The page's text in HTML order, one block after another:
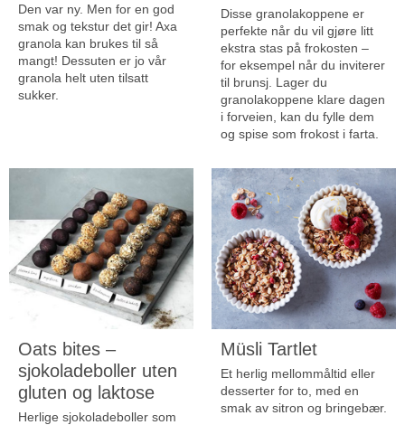
Den var ny. Men for en god
smak og tekstur det gir! Axa
granola kan brukes til så
mangt! Dessuten er jo vår
granola helt uten tilsatt
sukker.
Disse granolakoppene er
perfekte når du vil gjøre litt
ekstra stas på frokosten –
for eksempel når du inviterer
til brunsj. Lager du
granolakoppene klare dagen
i forveien, kan du fylle dem
og spise som frokost i farta.
Oats bites –
sjokoladeboller uten
gluten og laktose
Herlige sjokoladeboller som
Müsli Tartlet
Et herlig mellommåltid eller
desserter for to, med en
smak av sitron og bringebær.